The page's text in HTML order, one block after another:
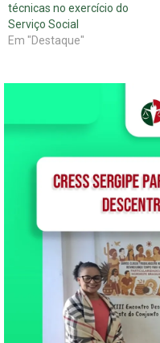
técnicas no exercício do
Serviço Social
Em "Destaque"